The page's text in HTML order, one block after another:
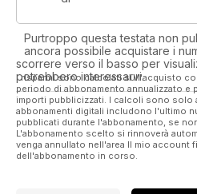
Purtroppo questa testata non
ancora possibile acquistare i
scorrere verso il basso per
potrebbero interessarvi.
I risparmi sono calcolati sull'acquisto
periodo di abbonamento annualizzato e
importi pubblicizzati. I calcoli sono solo
abbonamenti digitali includono l'ultimo
pubblicati durante l'abbonamento, se
L'abbonamento scelto si rinnoverà
venga annullato nell'area Il mio account
dell'abbonamento in corso.